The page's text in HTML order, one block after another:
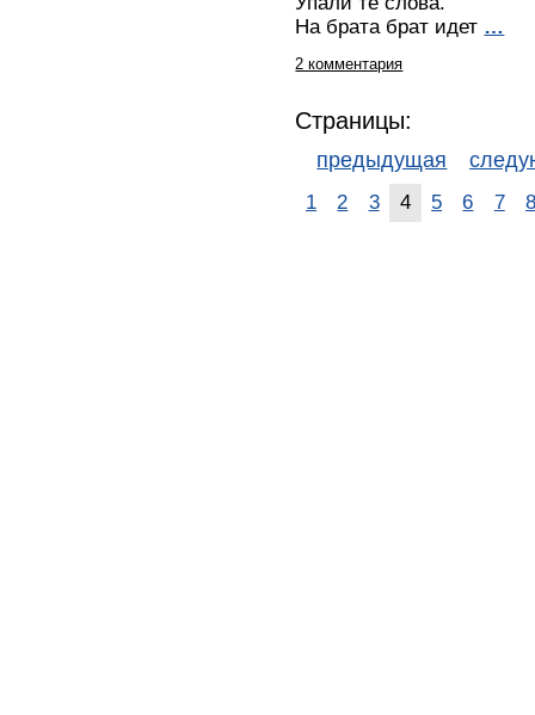
На брата брат идет …
2 комментария
Страницы:
предыдущая
1 2 3 4 5 6 7 8